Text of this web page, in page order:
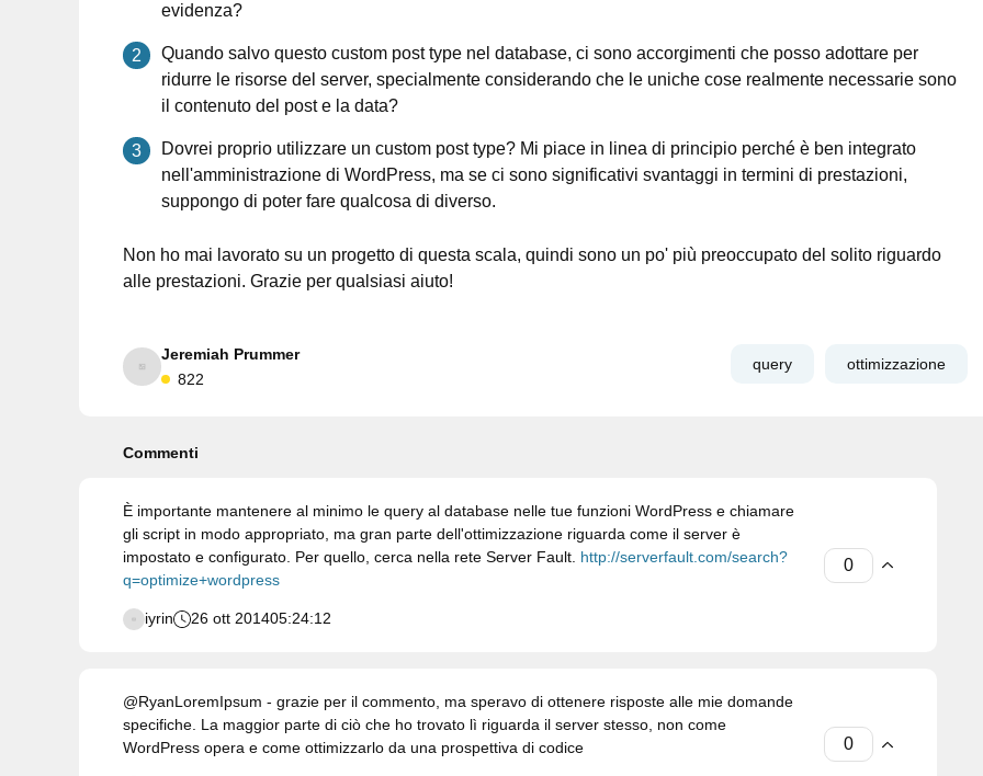
evidenza?
Quando salvo questo custom post type nel database, ci sono accorgimenti che posso adottare per
ridurre le risorse del server, specialmente considerando che le uniche cose realmente necessarie sono
il contenuto del post e la data?
Dovrei proprio utilizzare un custom post type? Mi piace in linea di principio perché è ben integrato
nell'amministrazione di WordPress, ma se ci sono significativi svantaggi in termini di prestazioni,
suppongo di poter fare qualcosa di diverso.
Non ho mai lavorato su un progetto di questa scala, quindi sono un po' più preoccupato del solito riguardo
alle prestazioni. Grazie per qualsiasi aiuto!
Jeremiah Prummer
822
query ottimizzazione
Commenti
È importante mantenere al minimo le query al database nelle tue funzioni WordPress e chiamare
gli script in modo appropriato, ma gran parte dell'ottimizzazione riguarda come il server è
impostato e configurato. Per quello, cerca nella rete Server Fault. http://serverfault.com/search?
q=optimize+wordpress
iyrin 26 ott 201405:24:12
@RyanLoremIpsum - grazie per il commento, ma speravo di ottenere risposte alle mie domande
specifiche. La maggior parte di ciò che ho trovato lì riguarda il server stesso, non come
WordPress opera e come ottimizzarlo da una prospettiva di codice